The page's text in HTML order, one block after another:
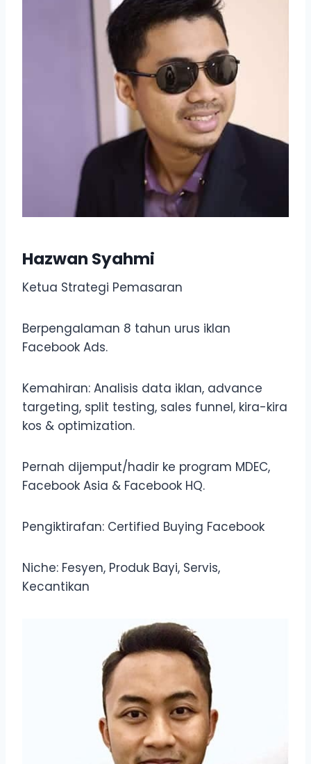
Hazwan Syahmi
Ketua Strategi Pemasaran
Berpengalaman 8 tahun urus iklan
Facebook Ads.
Kemahiran: Analisis data iklan, advance
targeting, split testing, sales funnel, kira-kira
kos & optimization.
Pernah dijemput/hadir ke program MDEC,
Facebook Asia & Facebook HQ.
Pengiktirafan: Certified Buying Facebook
Niche: Fesyen, Produk Bayi, Servis,
Kecantikan